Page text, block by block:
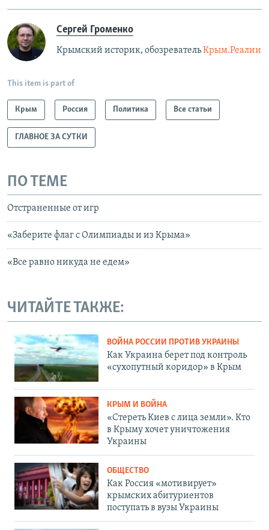
Сергей Громенко
Крымский историк, обозревательКрым.Реалии
This item is part of
Крым Россия Политика Все статьи
ГЛАВНОЕ ЗА СУТКИ
ПО ТЕМЕ
Отстраненные от игр
«Заберите флаг с Олимпиады и из Крыма»
«Все равно никуда не едем»
ЧИТАЙТЕ ТАКЖЕ:
ВОЙНА РОССИИ ПРОТИВ УКРАИНЫ
Как Украина берет под контроль
«сухопутный коридор» в Крым
КРЫМ И ВОЙНА
«Стереть Киев с лица земли». Кто
в Крыму хочет уничтожения
Украины
ОБЩЕСТВО
Как Россия «мотивирует»
крымских абитуриентов
поступать в вузы Украины